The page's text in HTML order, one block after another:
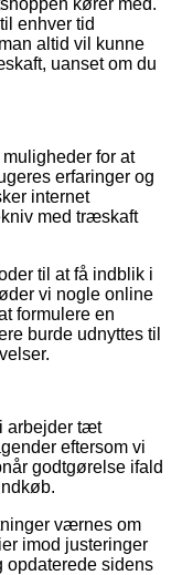
enhver tid
altid vil kunne
uanset om du
for at
erfaringer og
internet
med træskaft
til at få indblik i
vi nogle online
formulere en
burde udnyttes til
arbejder tæt
eftersom vi
godtgørelse ifald
værnes om
imod justeringer
opdaterede sidens